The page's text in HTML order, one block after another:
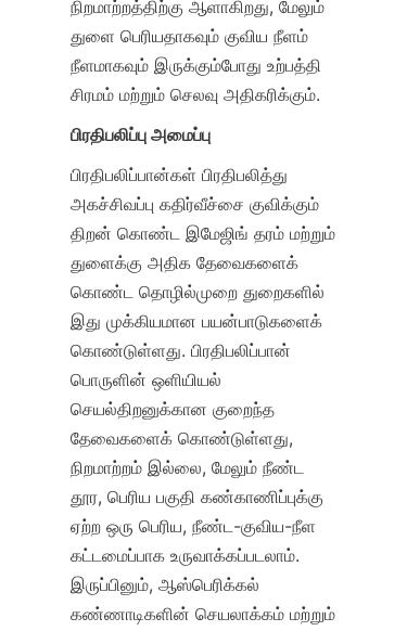
நிறமாற்றத்திற்கு ஆளாகிறது, மேலும்
துளை பெரியதாகவும் குவிய நீளம்
நீளமாகவும் இருக்கும்போது உற்பத்தி
சிரமம் மற்றும் செலவு அதிகரிக்கும்.
பிரதிபலிப்பு அமைப்பு
பிரதிபலிப்பான்கள் பிரதிபலித்து
அகச்சிவப்பு கதிர்வீச்சை குவிக்கும்
திறன் கொண்ட இமேஜிங் தரம் மற்றும்
துளைக்கு அதிக தேவைகளைக்
கொண்ட தொழில்முறை துறைகளில்
இது முக்கியமான பயன்பாடுகளைக்
கொண்டுள்ளது. பிரதிபலிப்பான்
பொருளின் ஒளியியல்
செயல்திறனுக்கான குறைந்த
தேவைகளைக் கொண்டுள்ளது,
நிறமாற்றம் இல்லை, மேலும் நீண்ட
தூர, பெரிய பகுதி கண்காணிப்புக்கு
ஏற்ற ஒரு பெரிய, நீண்ட-குவிய-நீள
கட்டமைப்பாக உருவாக்கப்படலாம்.
இருப்பினும், ஆஸ்பெரிக்கல்
கண்ணாடிகளின் செயலாக்கம் மற்றும்